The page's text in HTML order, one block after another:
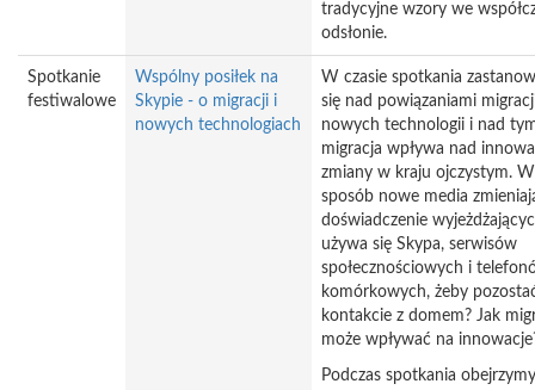
tradycyjne wzory we
odsłonie.
Spotkanie
festiwalowe
Wspólny posiłek na
Skypie - o migracji i
nowych technologiach
W czasie spotkania
się nad powiązaniami
nowych technologii i nad
migracja wpływa nad
zmiany w kraju ojczystym.
sposób nowe media
doświadczenie
używa się Skypa, serwisów
społecznościowych i
komórkowych, żeby
kontakcie z domem? Jak
może wpływać na
Podczas spotkania